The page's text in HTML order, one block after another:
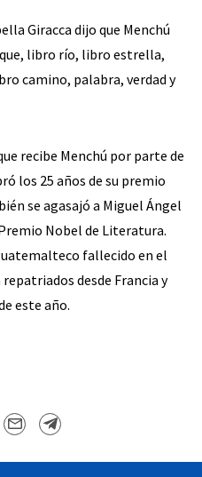
Giracca dijo que Menchú
libro río, libro estrella,
camino, palabra, verdad y
recibe Menchú por parte de
los 25 años de su premio
se agasajó a Miguel Ángel
Nobel de Literatura.
fallecido en el
desde Francia y
este año.